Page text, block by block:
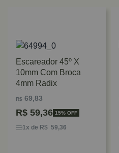
Escareador 45º X
10mm Com Broca
4mm Radix
R$69,83
R$ 59,36 15% OFF
1x de R$ 59,36